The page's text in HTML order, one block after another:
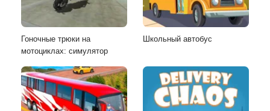
Гоночные трюки на
мотоциклах: симулятор
Школьный автобус